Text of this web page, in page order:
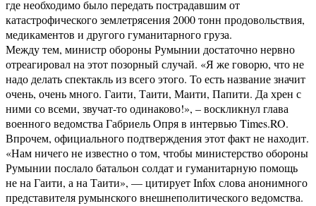
где необходимо было передать пострадавшим от
катастрофического землетрясения 2000 тонн продовольствия,
медикаментов и другого гуманитарного груза.
Между тем, министр обороны Румынии достаточно нервно
отреагировал на этот позорный случай. «Я же говорю, что не
надо делать спектакль из всего этого. То есть название значит
очень, очень много. Гаити, Таити, Маити, Папити. Да хрен с
ними со всеми, звучат-то одинаково!», – воскликнул глава
военного ведомства Габриель Опря в интервью Times.RO.
Впрочем, официального подтверждения этот факт не находит.
«Нам ничего не известно о том, чтобы министерство обороны
Румынии послало батальон солдат и гуманитарную помощь
не на Гаити, а на Таити», — цитирует Infox слова анонимного
представителя румынского внешнеполитического ведомства.